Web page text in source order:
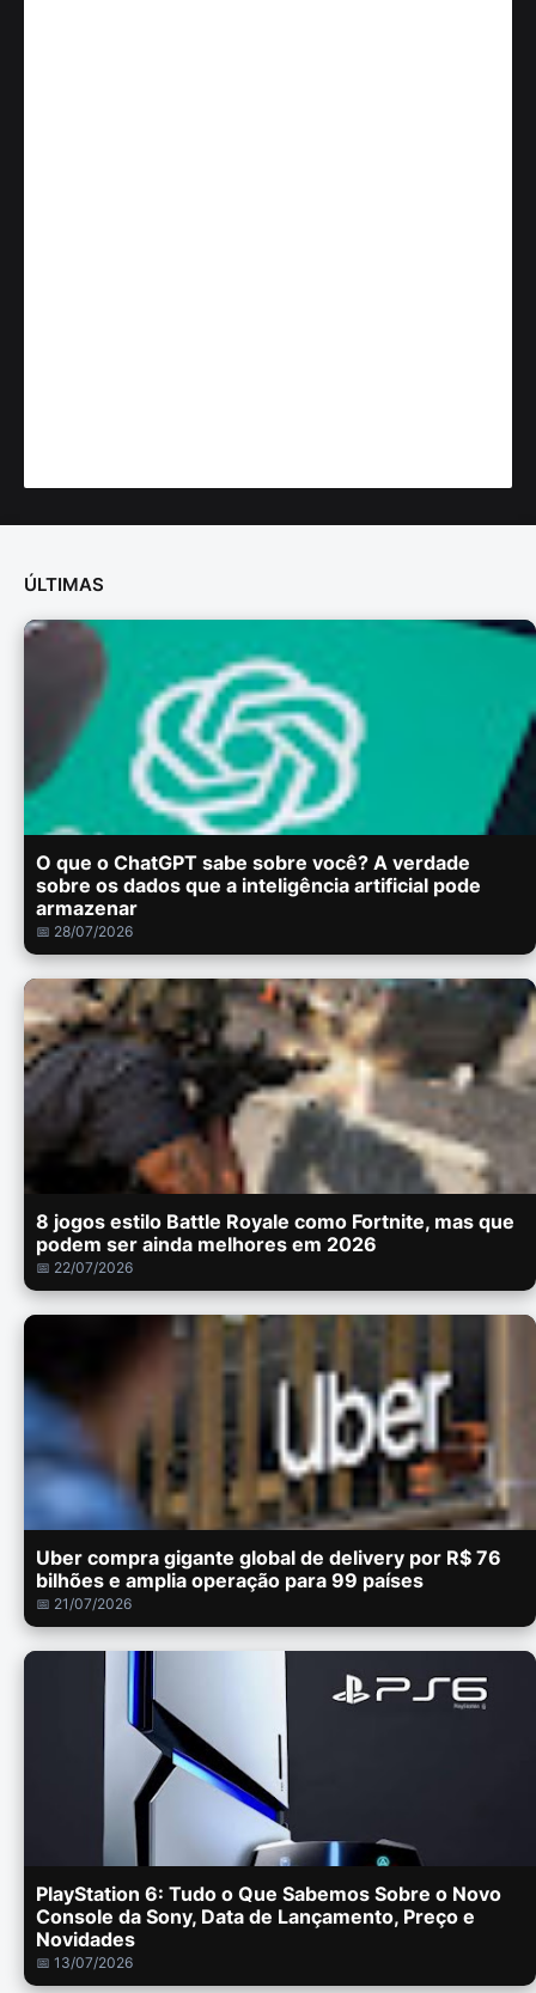
ÚLTIMAS
O que o ChatGPT sabe sobre você? A verdade
sobre os dados que a inteligência artificial pode
armazenar
📅 28/07/2026
8 jogos estilo Battle Royale como Fortnite, mas que
podem ser ainda melhores em 2026
📅 22/07/2026
Uber compra gigante global de delivery por R$ 76
bilhões e amplia operação para 99 países
📅 21/07/2026
PlayStation 6: Tudo o Que Sabemos Sobre o Novo
Console da Sony, Data de Lançamento, Preço e
Novidades
📅 13/07/2026